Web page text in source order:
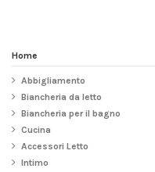
Home
Abbigliamento
Biancheria da letto
Biancheria per il bagno
Cucina
Accessori Letto
Intimo